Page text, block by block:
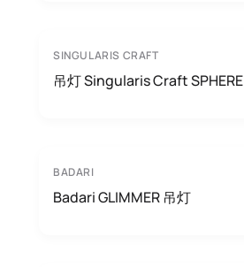
SINGULARIS CRAFT
吊灯 Singularis Craft SPHERE
BADARI
Badari GLIMMER 吊灯